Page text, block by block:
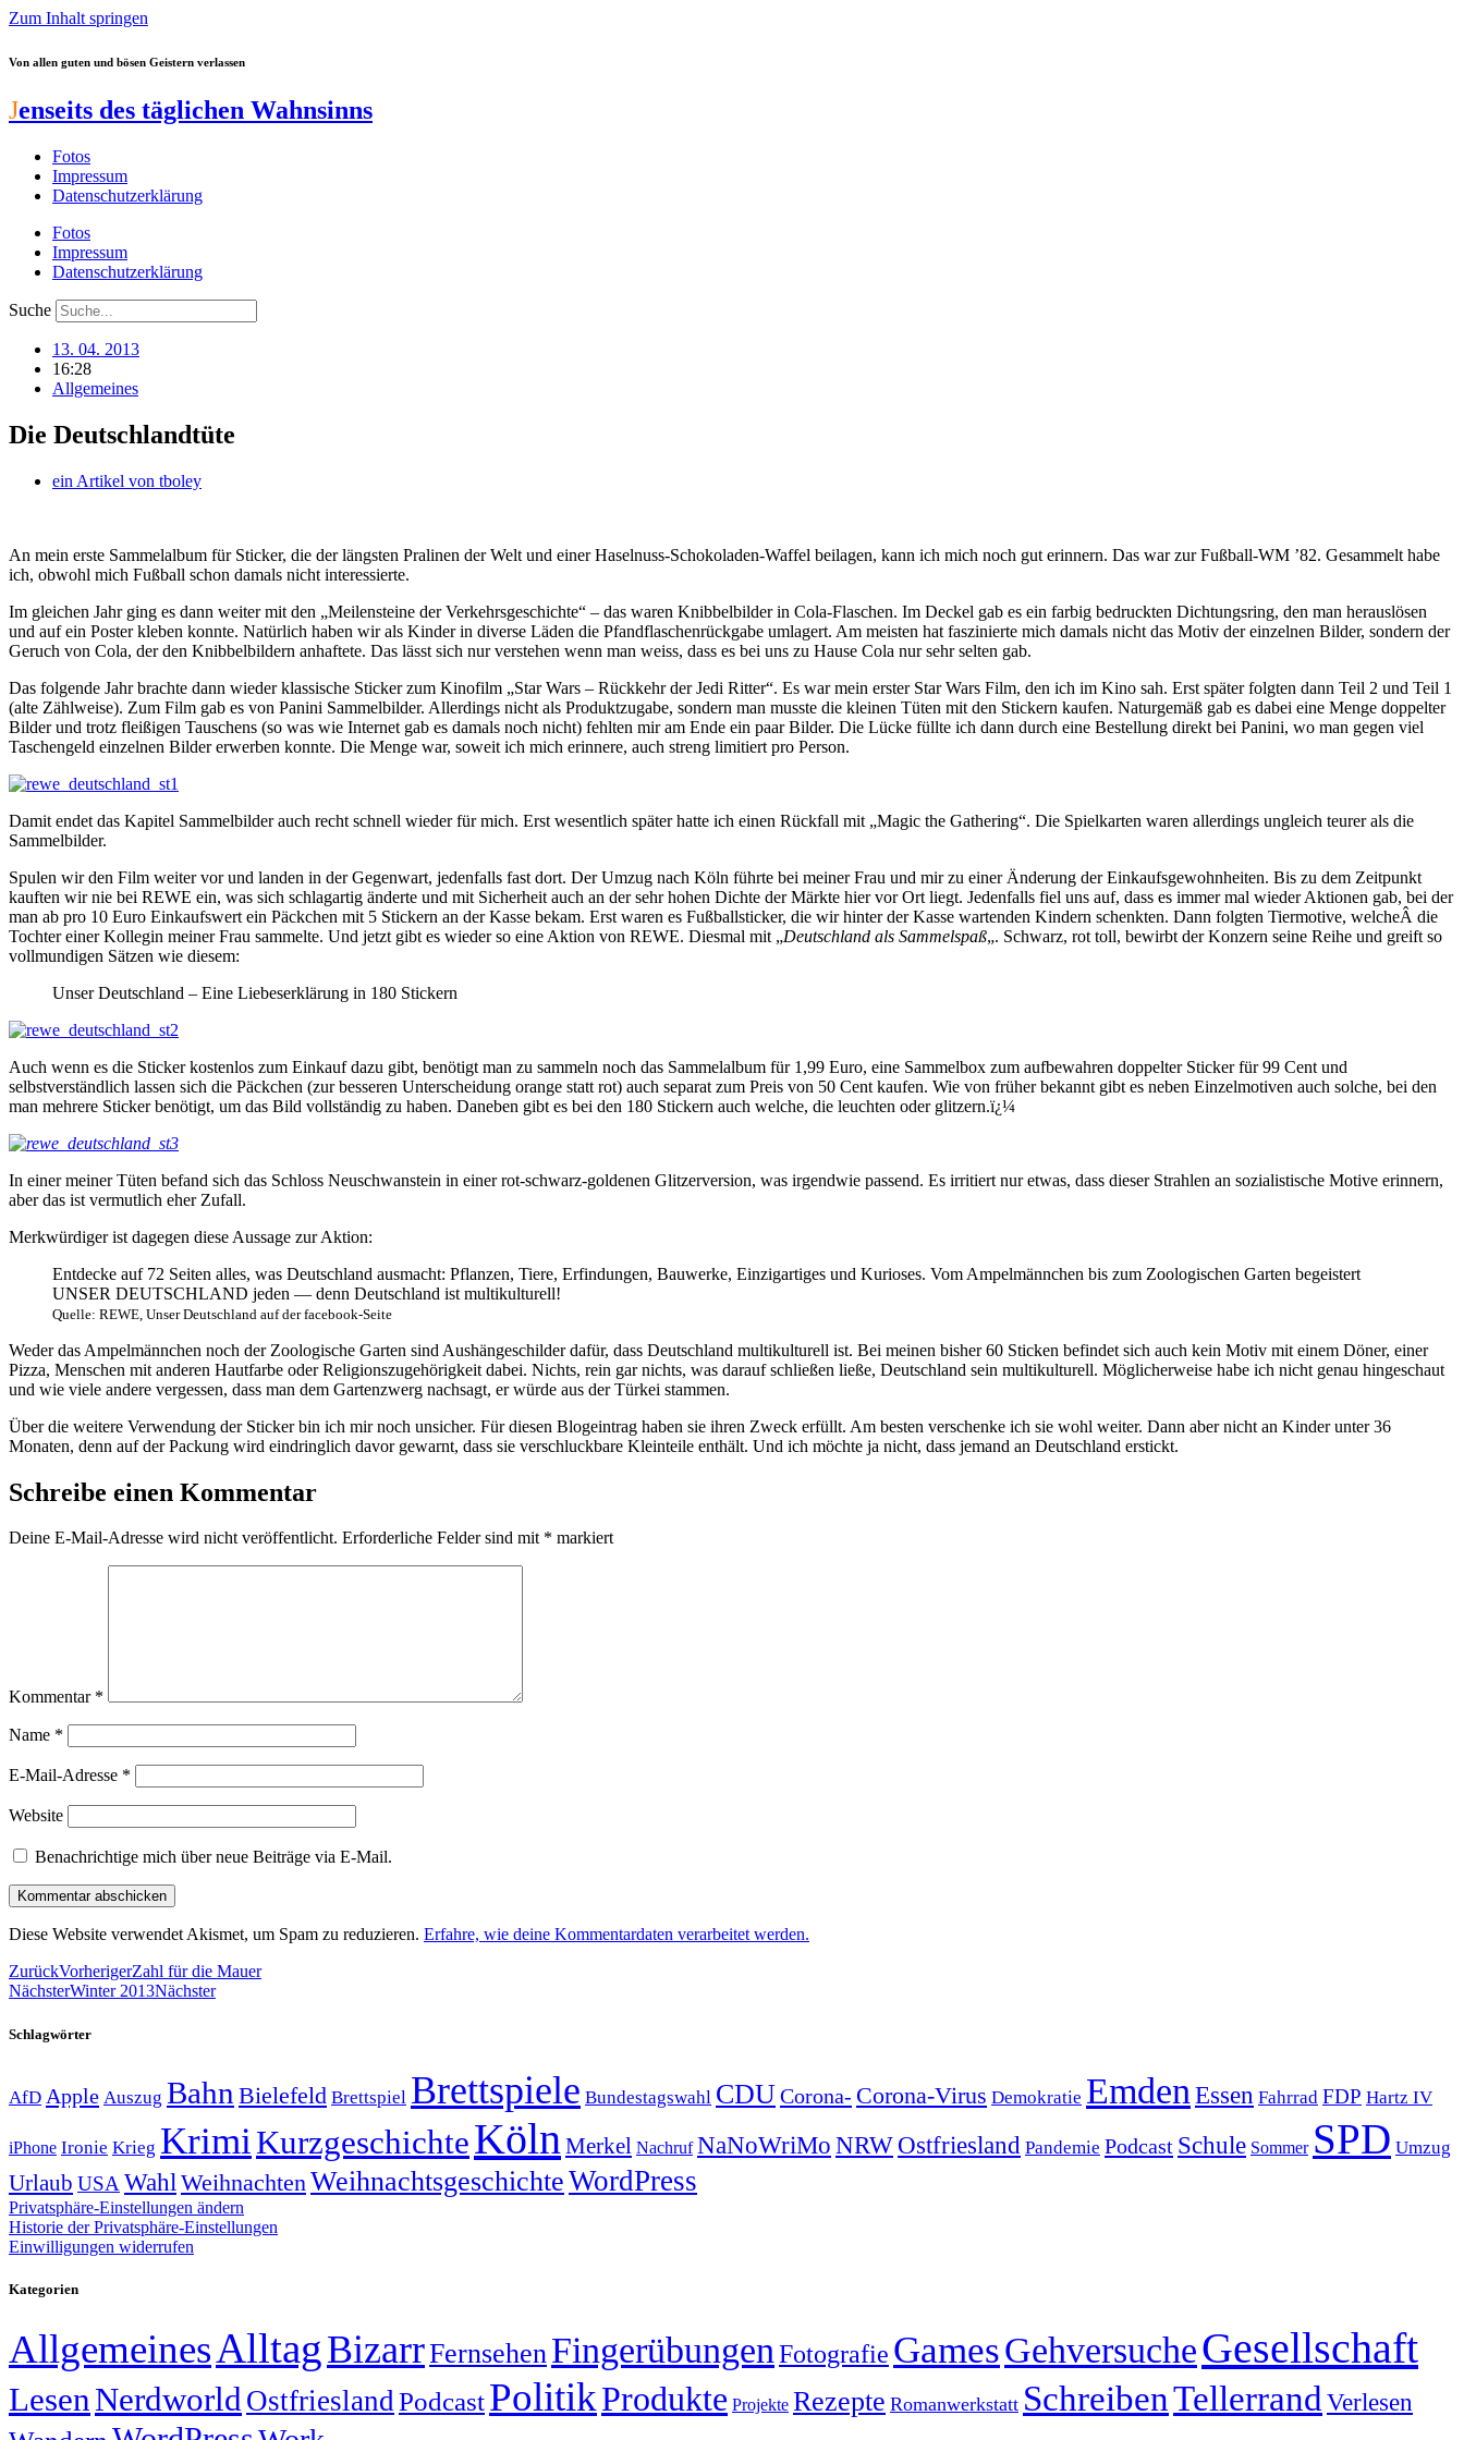
Zum Inhalt springen
Von allen guten und bösen Geistern verlassen
Jenseits des täglichen Wahnsinns
Fotos
Impressum
Datenschutzerklärung
Fotos
Impressum
Datenschutzerklärung
Suche
13. 04. 2013
16:28
Allgemeines
Die Deutschlandtüte
ein Artikel von tboley
An mein erste Sammelalbum für Sticker, die der längsten Pralinen der Welt und einer Haselnuss-Schokoladen-Waffel beilagen, kann ich mich noch gut erinnern. Das war zur Fußball-WM ’82. Gesammelt habe
ich, obwohl mich Fußball schon damals nicht interessierte.
Im gleichen Jahr ging es dann weiter mit den „Meilensteine der Verkehrsgeschichte“ – das waren Knibbelbilder in Cola-Flaschen. Im Deckel gab es ein farbig bedruckten Dichtungsring, den man herauslösen
und auf ein Poster kleben konnte. Natürlich haben wir als Kinder in diverse Läden die Pfandflaschenrückgabe umlagert. Am meisten hat faszinierte mich damals nicht das Motiv der einzelnen Bilder, sondern der
Geruch von Cola, der den Knibbelbildern anhaftete. Das lässt sich nur verstehen wenn man weiss, dass es bei uns zu Hause Cola nur sehr selten gab.
Das folgende Jahr brachte dann wieder klassische Sticker zum Kinofilm „Star Wars – Rückkehr der Jedi Ritter“. Es war mein erster Star Wars Film, den ich im Kino sah. Erst später folgten dann Teil 2 und Teil 1
(alte Zählweise). Zum Film gab es von Panini Sammelbilder. Allerdings nicht als Produktzugabe, sondern man musste die kleinen Tüten mit den Stickern kaufen. Naturgemäß gab es dabei eine Menge doppelter
Bilder und trotz fleißigen Tauschens (so was wie Internet gab es damals noch nicht) fehlten mir am Ende ein paar Bilder. Die Lücke füllte ich dann durch eine Bestellung direkt bei Panini, wo man gegen viel
Taschengeld einzelnen Bilder erwerben konnte. Die Menge war, soweit ich mich erinnere, auch streng limitiert pro Person.
Damit endet das Kapitel Sammelbilder auch recht schnell wieder für mich. Erst wesentlich später hatte ich einen Rückfall mit „Magic the Gathering“. Die Spielkarten waren allerdings ungleich teurer als die
Sammelbilder.
Spulen wir den Film weiter vor und landen in der Gegenwart, jedenfalls fast dort. Der Umzug nach Köln führte bei meiner Frau und mir zu einer Änderung der Einkaufsgewohnheiten. Bis zu dem Zeitpunkt
kauften wir nie bei REWE ein, was sich schlagartig änderte und mit Sicherheit auch an der sehr hohen Dichte der Märkte hier vor Ort liegt. Jedenfalls fiel uns auf, dass es immer mal wieder Aktionen gab, bei der
man ab pro 10 Euro Einkaufswert ein Päckchen mit 5 Stickern an der Kasse bekam. Erst waren es Fußballsticker, die wir hinter der Kasse wartenden Kindern schenkten. Dann folgten Tiermotive, welcheÂ die
Tochter einer Kollegin meiner Frau sammelte. Und jetzt gibt es wieder so eine Aktion von REWE. Diesmal mit „Deutschland als Sammelspaß„. Schwarz, rot toll, bewirbt der Konzern seine Reihe und greift so
vollmundigen Sätzen wie diesem:
Unser Deutschland – Eine Liebeserklärung in 180 Stickern
Auch wenn es die Sticker kostenlos zum Einkauf dazu gibt, benötigt man zu sammeln noch das Sammelalbum für 1,99 Euro, eine Sammelbox zum aufbewahren doppelter Sticker für 99 Cent und
selbstverständlich lassen sich die Päckchen (zur besseren Unterscheidung orange statt rot) auch separat zum Preis von 50 Cent kaufen. Wie von früher bekannt gibt es neben Einzelmotiven auch solche, bei den
man mehrere Sticker benötigt, um das Bild vollständig zu haben. Daneben gibt es bei den 180 Stickern auch welche, die leuchten oder glitzern.ï¿¼
In einer meiner Tüten befand sich das Schloss Neuschwanstein in einer rot-schwarz-goldenen Glitzerversion, was irgendwie passend. Es irritiert nur etwas, dass dieser Strahlen an sozialistische Motive erinnern,
aber das ist vermutlich eher Zufall.
Merkwürdiger ist dagegen diese Aussage zur Aktion:
Entdecke auf 72 Seiten alles, was Deutschland ausmacht: Pflanzen, Tiere, Erfindungen, Bauwerke, Einzigartiges und Kurioses. Vom Ampelmännchen bis zum Zoologischen Garten begeistert
UNSER DEUTSCHLAND jeden — denn Deutschland ist multikulturell!
Quelle: REWE, Unser Deutschland auf der facebook-Seite
Weder das Ampelmännchen noch der Zoologische Garten sind Aushängeschilder dafür, dass Deutschland multikulturell ist. Bei meinen bisher 60 Sticken befindet sich auch kein Motiv mit einem Döner, einer
Pizza, Menschen mit anderen Hautfarbe oder Religionszugehörigkeit dabei. Nichts, rein gar nichts, was darauf schließen ließe, Deutschland sein multikulturell. Möglicherweise habe ich nicht genau hingeschaut
und wie viele andere vergessen, dass man dem Gartenzwerg nachsagt, er würde aus der Türkei stammen.
Über die weitere Verwendung der Sticker bin ich mir noch unsicher. Für diesen Blogeintrag haben sie ihren Zweck erfüllt. Am besten verschenke ich sie wohl weiter. Dann aber nicht an Kinder unter 36
Monaten, denn auf der Packung wird eindringlich davor gewarnt, dass sie verschluckbare Kleinteile enthält. Und ich möchte ja nicht, dass jemand an Deutschland erstickt.
Schreibe einen Kommentar
Deine E-Mail-Adresse wird nicht veröffentlicht. Erforderliche Felder sind mit * markiert
Kommentar *
Name *
E-Mail-Adresse *
Website
Benachrichtige mich über neue Beiträge via E-Mail.
Diese Website verwendet Akismet, um Spam zu reduzieren. Erfahre, wie deine Kommentardaten verarbeitet werden.
ZurückVorherigerZahl für die Mauer
NächsterWinter 2013Nächster
Schlagwörter
AfD Apple Auszug Bahn Bielefeld Brettspiel Brettspiele Bundestagswahl CDUCorona- Corona-Virus Demokratie Emden Essen Fahrrad FDP Hartz IV
iPhone Ironie Krieg KrimiKurzgeschichteKöln Merkel Nachruf NaNoWriMo NRWOstfriesland Pandemie Podcast Schule Sommer SPD Umzug
Urlaub USA Wahl Weihnachten WeihnachtsgeschichteWordPress
Privatsphäre-Einstellungen ändern
Historie der Privatsphäre-Einstellungen
Einwilligungen widerrufen
Kategorien
AllgemeinesAlltagBizarrFernsehenFingerübungen Fotografie GamesGehversucheGesellschaft
LesenNerdworld OstfrieslandPodcastPolitikProdukte Projekte Rezepte Romanwerkstatt SchreibenTellerrand Verlesen